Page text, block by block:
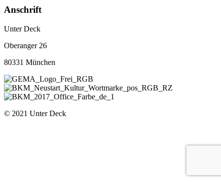
Anschrift
Unter Deck
Oberanger 26
80331 München
© 2021 Unter Deck